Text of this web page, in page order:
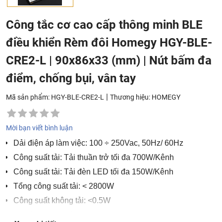
Công tắc cơ cao cấp thông minh BLE
điều khiển Rèm đôi Homegy HGY-BLE-
CRE2-L | 90x86x33 (mm) | Nút bấm đa
điểm, chống bụi, vân tay
Mã sản phẩm: HGY-BLE-CRE2-L | Thương hiệu: HOMEGY
Mời bạn viết bình luận
Dải điện áp làm việc: 100 ÷ 250Vac, 50Hz/ 60Hz
Công suất tải: Tải thuần trở tối đa 700W/Kênh
Công suất tải: Tải đèn LED tối đa 150W/Kênh
Tổng công suất tải: < 2800W
Công suất không tải: <0.5W